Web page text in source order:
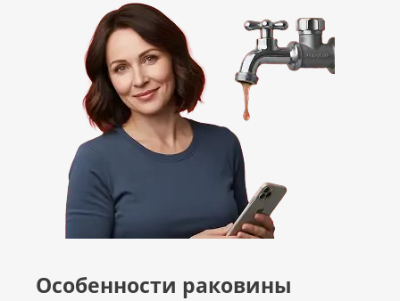
Особенности раковины